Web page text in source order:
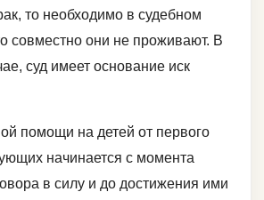
то необходимо в судебном
совместно они не проживают. В
суд имеет основание иск
помощи на детей от первого
начинается с момента
в силу и до достижения ими